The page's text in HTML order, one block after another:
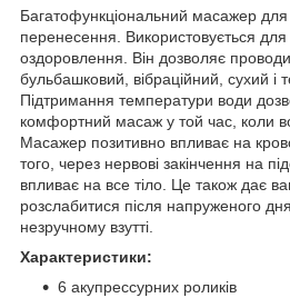
Багатофункціональний масажер для
перенесення. Використовується для
оздоровлення. Він дозволяє
бульбашковий, вібраційний, сухий і
Підтримання температури води
комфортний масаж у той час, коли
Масажер позитивно впливає на
того, через нервові закінчення на
впливає на все тіло. Це також дає
розслабитися після напруженого
незручному взутті.
Характеристики:
6 акупрессурних роликів